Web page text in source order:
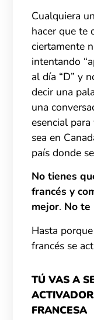
Cualquiera
hacer que te
ciertamente
intentando
al día “D” y
decir una
una
esencial
sea en
país donde
No tienes
francés y
mejor. No te
Hasta
francés se
TÚ VAS A
FRANCESA